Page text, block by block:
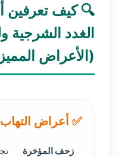
🔍 كيف تعرفين
الغدد الشرجية
(الأعراض
✅ أعراض
زحف المؤخرة